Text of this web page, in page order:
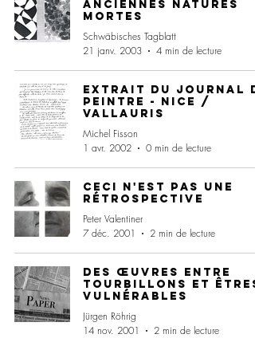
anciennes natures
mortes
Schwäbisches Tagblatt
21 janv. 2003
4 min de lecture
Extrait du journal
peintre - Nice /
Vallauris
Michel Fisson
1 avr. 2002
0 min de lecture
Ceci n'est pas une
rétrospective
Peter Valentiner
7 déc. 2001
2 min de lecture
Des œuvres entre
tourbillons et êtres
vulnérables
Jürgen Röhrig
14 nov. 2001
2 min de lecture